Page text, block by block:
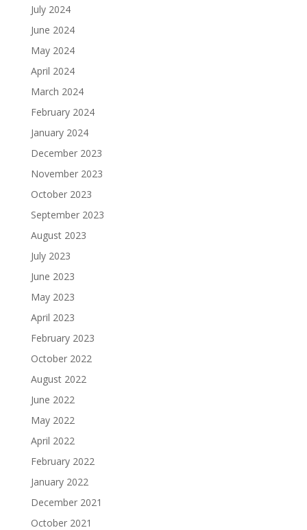
July 2024
June 2024
May 2024
April 2024
March 2024
February 2024
January 2024
December 2023
November 2023
October 2023
September 2023
August 2023
July 2023
June 2023
May 2023
April 2023
February 2023
October 2022
August 2022
June 2022
May 2022
April 2022
February 2022
January 2022
December 2021
October 2021